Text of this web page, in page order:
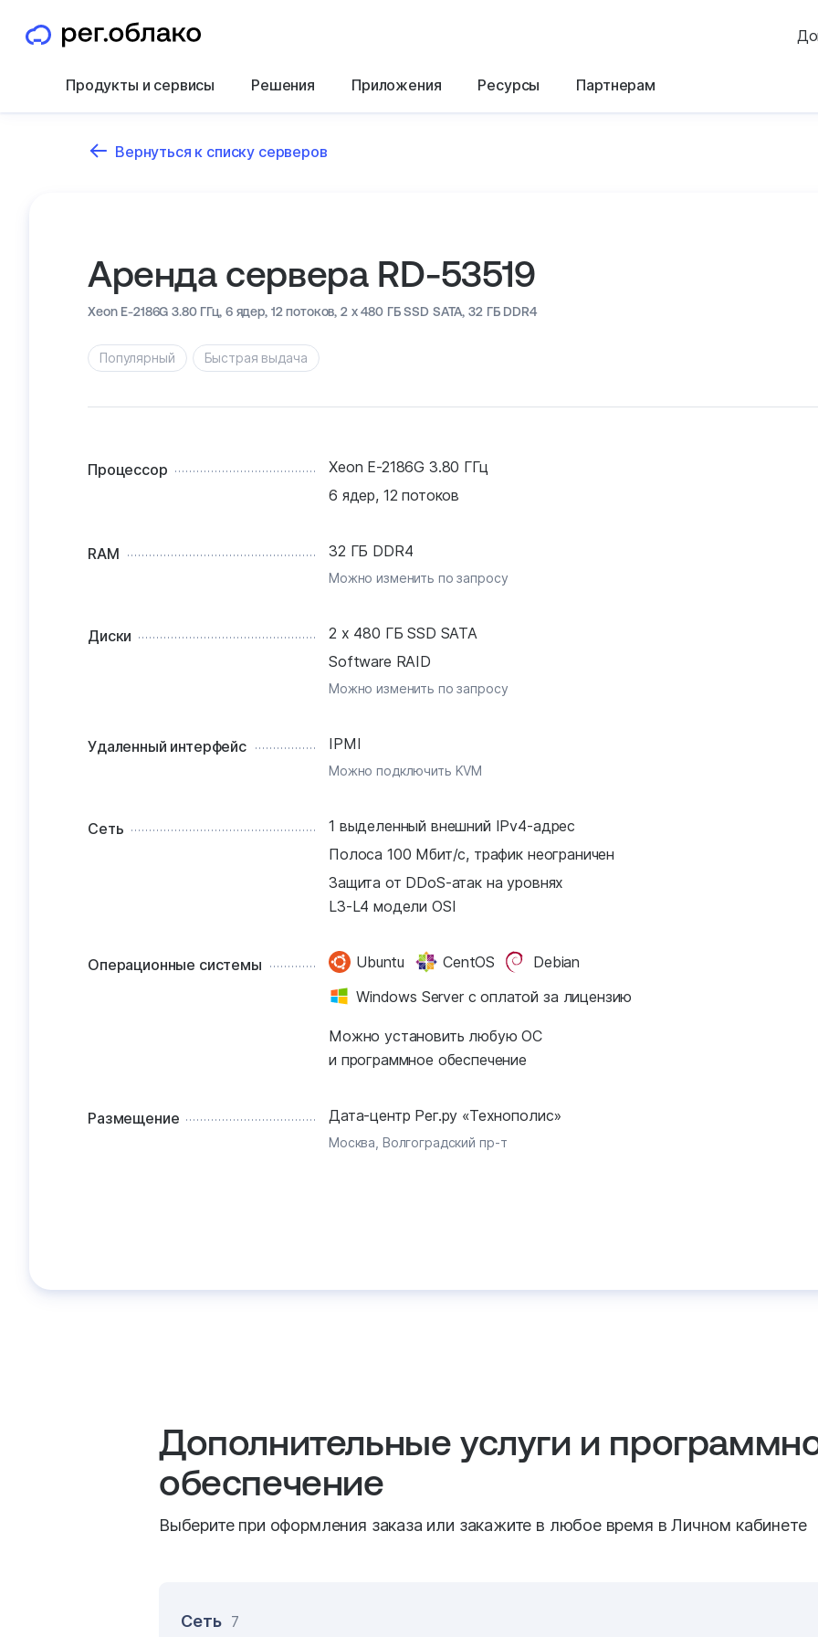
Продукты и сервисы Решения Приложения Ресурсы Партнерам
Вернуться к списку серверов
Аренда сервера RD-53519
Xeon E-2186G 3.80 ГГц, 6 ядер, 12 потоков, 2 x 480 ГБ SSD SATA, 32 ГБ DDR4
Популярный Быстрая выдача
Процессор
Xeon E-2186G 3.80 ГГц
6 ядер, 12 потоков
RAM 32 ГБ DDR4
Можно изменить по запросу
Диски
2 x 480 ГБ SSD SATA
Software RAID
Можно изменить по запросу
Удаленный интерфейс IPMI
Можно подключить KVM
Сеть
1 выделенный внешний IPv4-адрес
Полоса 100 Мбит/с, трафик неограничен
Защита от DDoS-атак на уровнях
L3-L4 модели OSI
Операционные системы Ubuntu CentOS
Debian
Windows Server с оплатой за лицензию
Можно установить любую ОС
и программное обеспечение
Размещение Дата-центр Рег.ру «Технополис»
Москва, Волгоградский пр-т
Дополнительные услуги и
обеспечение
Выберите при оформления заказа или закажите в любое время в Личном кабинете
Сеть 7